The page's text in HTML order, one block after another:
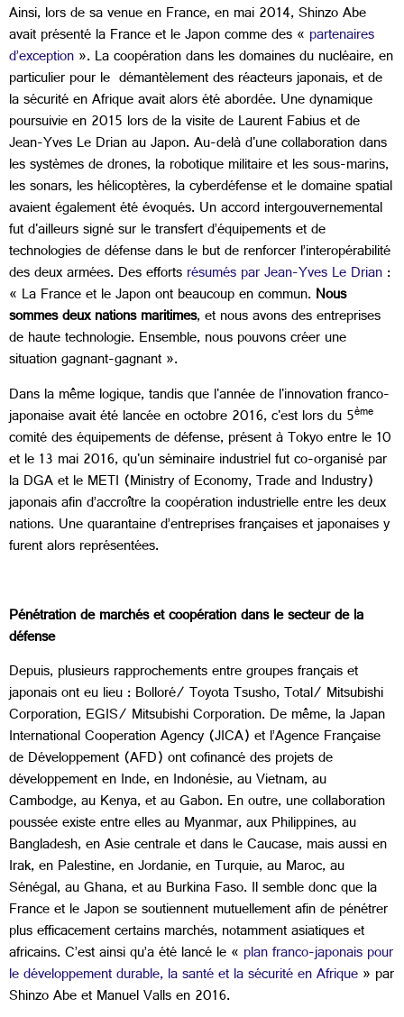
Ainsi, lors de sa venue en France, en mai 2014, Shinzo Abe
avait présenté la France et le Japon comme des « partenaires
d’exception». La coopération dans les domaines du nucléaire, en
particulier pour le démantèlement des réacteurs japonais, et de
la sécurité en Afrique avait alors été abordée. Une dynamique
poursuivie en 2015 lors de la visite de Laurent Fabius et de
Jean-Yves Le Drian au Japon. Au-delà d'une collaboration dans
les systèmes de drones, la robotique militaire et les sous-marins,
les sonars, les hélicoptères, la cyberdéfense et le domaine spatial
avaient également été évoqués. Un accord intergouvernemental
fut d'ailleurs signé sur le transfert d’équipements et de
technologies de défense dans le but de renforcer l’interopérabilité
des deux armées. Des effortsrésumés par Jean-Yves Le Drian:
« La France et le Japon ont beaucoup en commun.Nous
sommes deux nations maritimes, et nous avons des entreprises
de haute technologie. Ensemble, nous pouvons créer une
situation gagnant-gagnant ».
Dans la même logique, tandis que l'année de l'innovation franco-
japonaise avait été lancée en octobre 2016, c'est lors du 5ème
comité des équipements de défense, présent à Tokyo entre le 10
et le 13 mai 2016, qu'un séminaire industriel fut co-organisé par
la DGA et le METI (Ministry of Economy, Trade and Industry)
japonais afin d’accroître la coopération industrielle entre les deux
nations. Une quarantaine d’entreprises françaises et japonaises y
furent alors représentées.
Pénétration de marchés et coopération dans le secteur de la
défense
Depuis, plusieurs rapprochements entre groupes français et
japonais ont eu lieu : Bolloré/ Toyota Tsusho, Total/ Mitsubishi
Corporation, EGIS/ Mitsubishi Corporation. De même, la Japan
International Cooperation Agency (JICA) et l’Agence Française
de Développement (AFD) ont cofinancé des projets de
développement en Inde, en Indonésie, au Vietnam, au
Cambodge, au Kenya, et au Gabon. En outre, une collaboration
poussée existe entre elles au Myanmar, aux Philippines, au
Bangladesh, en Asie centrale et dans le Caucase, mais aussi en
Irak, en Palestine, en Jordanie, en Turquie, au Maroc, au
Sénégal, au Ghana, et au Burkina Faso. Il semble donc que la
France et le Japon se soutiennent mutuellement afin de pénétrer
plus efficacement certains marchés, notamment asiatiques et
africains. C’est ainsi qu’a été lancé le « plan franco-japonais pour
le développement durable, la santé et la sécurité en Afrique» par
Shinzo Abe et Manuel Valls en 2016.